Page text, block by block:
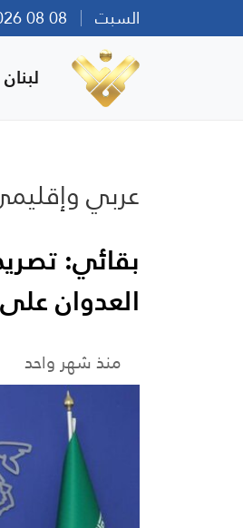
السبت
لبنان
عربي
بقائي:
العدوان
منذ شهر واحد